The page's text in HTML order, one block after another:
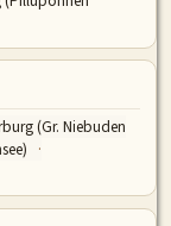
(Gr. Niebuden